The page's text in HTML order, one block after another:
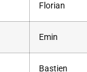
Florian
Emin
Bastien